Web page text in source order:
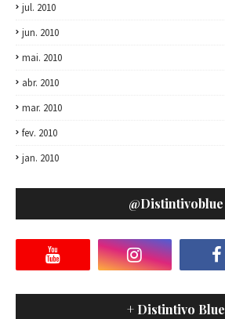
jul. 2010
jun. 2010
mai. 2010
abr. 2010
mar. 2010
fev. 2010
jan. 2010
@distintivoblue
+ Distintivo Blue